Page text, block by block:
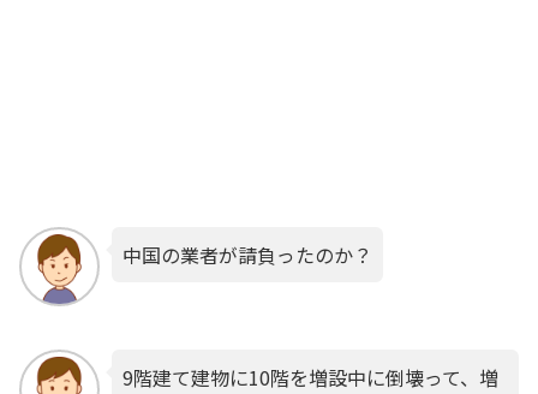
中国の業者が請負ったのか？
9階建て建物に10階を増設中に倒壊って、増